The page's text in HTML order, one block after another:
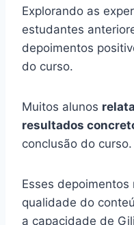
Explorando as
estudantes
depoimentos
do curso.
Muitos alunos
resultados
conclusão do curso.
Esses
qualidade do
a capacidade de